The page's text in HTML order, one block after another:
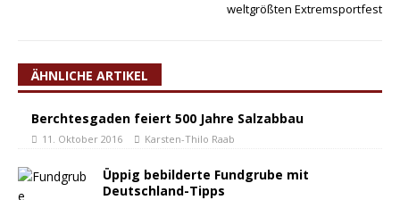
weltgrößten Extremsportfest
ÄHNLICHE ARTIKEL
Berchtesgaden feiert 500 Jahre Salzabbau
11. Oktober 2016 Karsten-Thilo Raab
Üppig bebilderte Fundgrube mit
Deutschland-Tipps